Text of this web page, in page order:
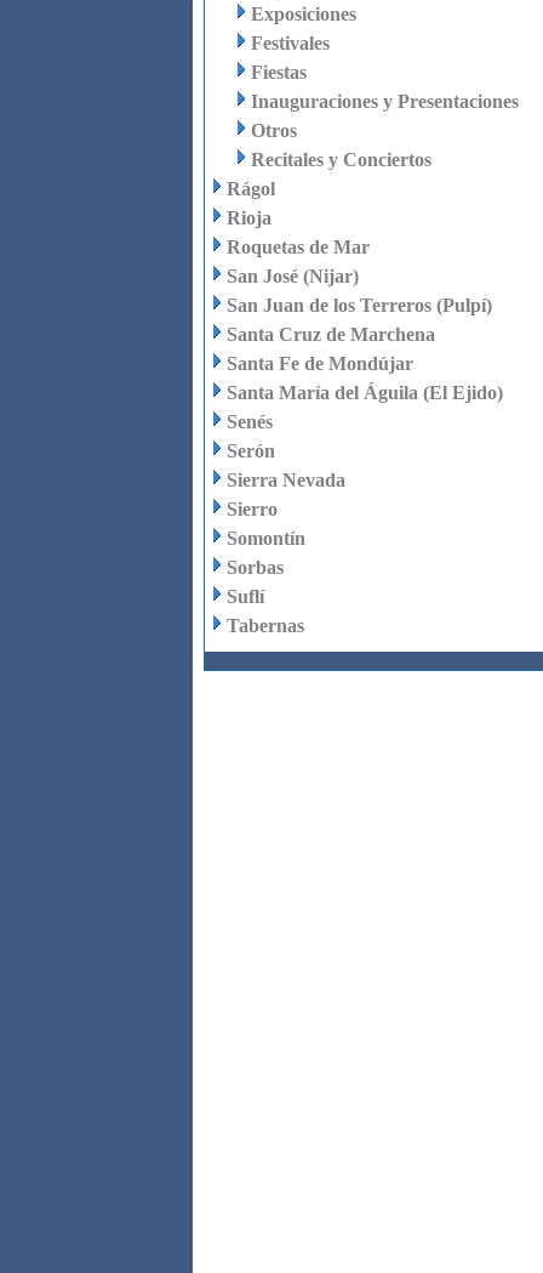
Exposiciones
Festivales
Fiestas
Inauguraciones y Presentaciones
Otros
Recitales y Conciertos
Rágol
Rioja
Roquetas de Mar
San José (Nijar)
San Juan de los Terreros (Pulpí)
Santa Cruz de Marchena
Santa Fe de Mondújar
Santa María del Águila (El Ejido)
Senés
Serón
Sierra Nevada
Sierro
Somontín
Sorbas
Suflí
Tabernas